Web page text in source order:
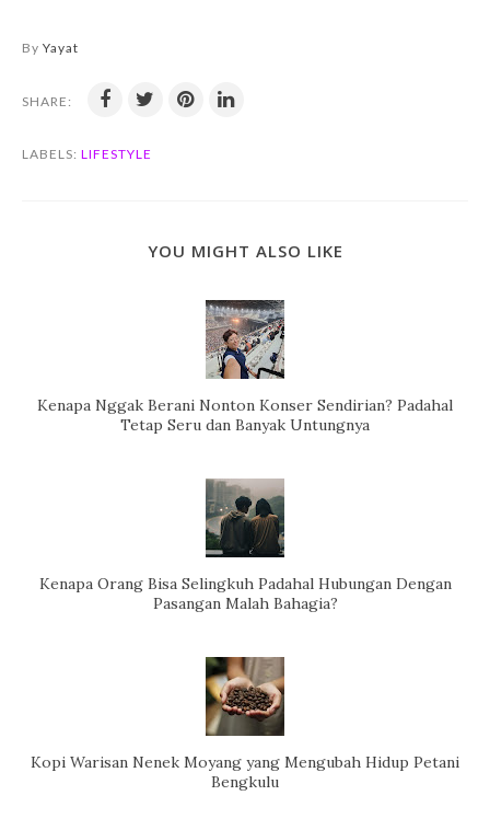
By Yayat
SHARE:
LABELS: LIFESTYLE
YOU MIGHT ALSO LIKE
Kenapa Nggak Berani Nonton Konser Sendirian? Padahal
Tetap Seru dan Banyak Untungnya
Kenapa Orang Bisa Selingkuh Padahal Hubungan Dengan
Pasangan Malah Bahagia?
Kopi Warisan Nenek Moyang yang Mengubah Hidup Petani
Bengkulu